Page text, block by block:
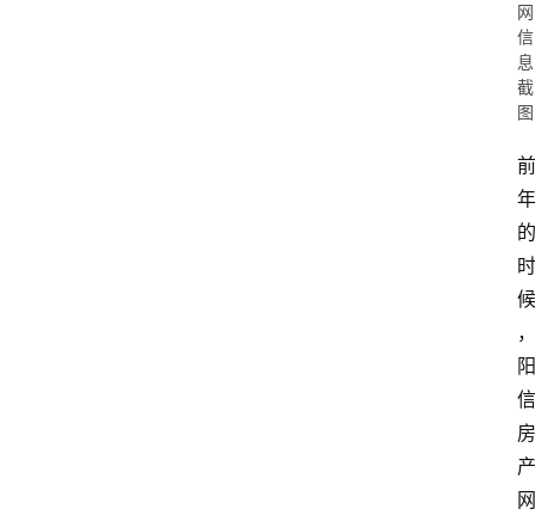
网
信
息
截
图
前
年
的
时
候
，
阳
信
房
产
网